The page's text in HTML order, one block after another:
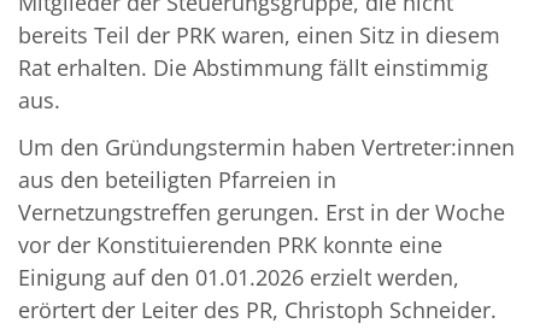
bereits Teil der PRK waren, einen Sitz in diesem
Rat erhalten. Die Abstimmung fällt einstimmig
aus.
Um den Gründungstermin haben Vertreter:innen
aus den beteiligten Pfarreien in
Vernetzungstreffen gerungen. Erst in der Woche
vor der Konstituierenden PRK konnte eine
Einigung auf den 01.01.2026 erzielt werden,
erörtert der Leiter des PR, Christoph Schneider.